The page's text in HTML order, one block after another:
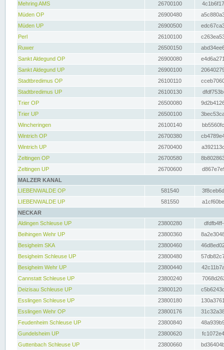
Mehring AMS
26700100
Müden OP
26900480
Müden UP
26900500
Perl
26100100
Ruwer
26500150
Sankt Aldegund OP
26900080
Sankt Aldegund UP
26900100
Stadtbredimus OP
26100110
Stadtbredimus UP
26100130
Trier OP
26500080
Trier UP
26500100
Wincheringen
26100140
Wintrich OP
26700380
Wintrich UP
26700400
Zeltingen OP
26700580
Zeltingen UP
26700600
MALZER KANAL
LIEBENWALDE OP
581540
LIEBENWALDE UP
581550
NECKAR
Aldingen Schleuse UP
23800280
Beihingen Wehr UP
23800360
Besigheim SKA
23800460
Besigheim Schleuse UP
23800480
Besigheim Wehr UP
23800440
Cannstatt Schleuse UP
23800240
Deizisau Schleuse UP
23800120
Esslingen Schleuse UP
23800180
Esslingen Wehr OP
23800176
Feudenheim Schleuse UP
23800840
Gundelsheim UP
23800620
Guttenbach Schleuse UP
23800660